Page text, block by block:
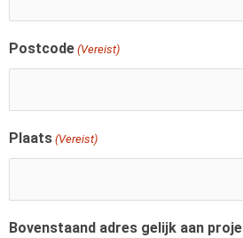
Postcode (Vereist)
Plaats (Vereist)
Bovenstaand adres gelijk aan